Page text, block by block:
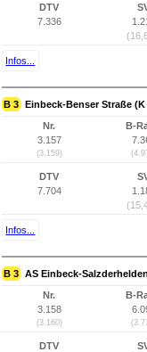
DTV
7.336
Infos...
B 3 Einbeck-Benser Straße
Nr.
3.157
(3.159)
B-
DTV
7.704
Infos...
B 3 AS Einbeck-
Nr.
3.158
(3.160)
B-
DTV